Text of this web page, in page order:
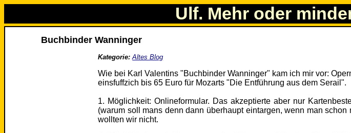
Ulf. Mehr oder
Buchbinder Wanninger
Kategorie: Altes Blog
Wie bei Karl Valentins "Buchbinder Wanninger" kam ich mir vor:
einsfuffzich bis 65 Euro für Mozarts "Die Entführung aus dem Serail".
1. Möglichkeit: Onlineformular. Das akzeptierte aber nur
(warum soll mans denn dann überhaupt eintargen, wenn man
wollten wir nicht.